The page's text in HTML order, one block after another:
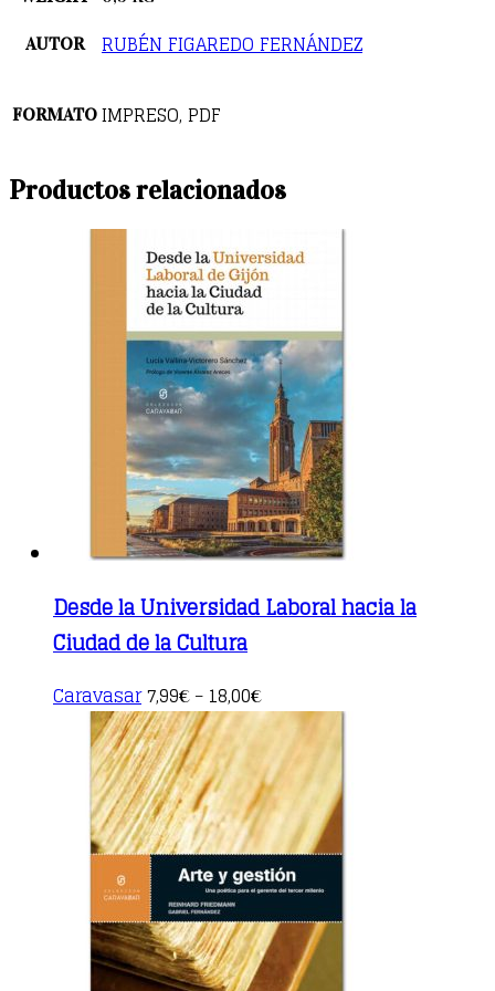
AUTOR RUBÉN FIGAREDO FERNÁNDEZ
FORMATO IMPRESO, PDF
Productos relacionados
Desde la Universidad Laboral hacia la
Ciudad de la Cultura
Caravasar This
product
has
multiple
variants.
The
options
may
be
chosen
on
the
product
page
7,99€ – 18,00€